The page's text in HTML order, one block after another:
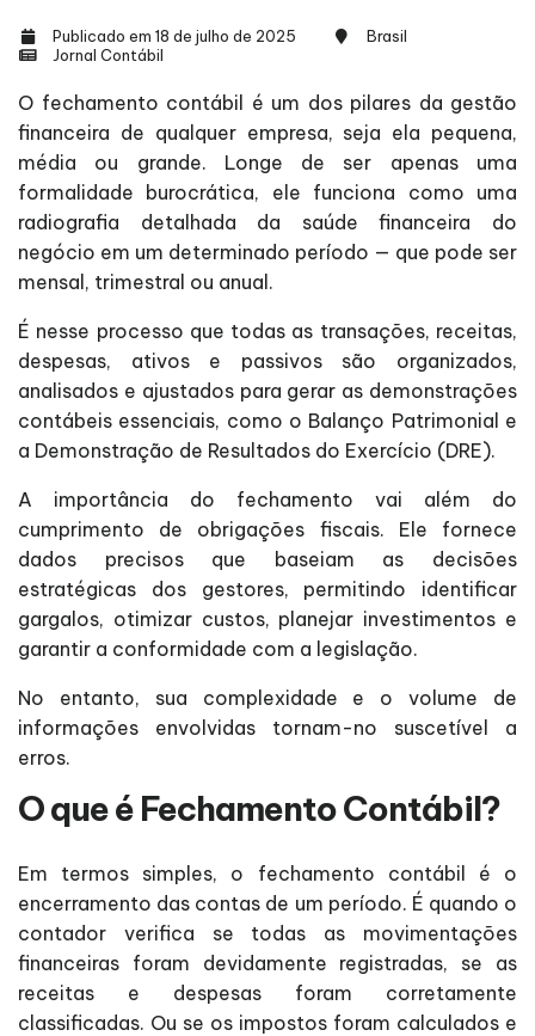
Publicado em 18 de julho de 2025
Brasil
Jornal Contábil
O fechamento contábil é um dos pilares da gestão
financeira de qualquer empresa, seja ela pequena,
média ou grande. Longe de ser apenas uma
formalidade burocrática, ele funciona como uma
radiografia detalhada da saúde financeira do
negócio em um determinado período — que pode ser
mensal, trimestral ou anual.
É nesse processo que todas as transações, receitas,
despesas, ativos e passivos são organizados,
analisados e ajustados para gerar as demonstrações
contábeis essenciais, como o Balanço Patrimonial e
a Demonstração de Resultados do Exercício (DRE).
A importância do fechamento vai além do
cumprimento de obrigações fiscais. Ele fornece
dados precisos que baseiam as decisões
estratégicas dos gestores, permitindo identificar
gargalos, otimizar custos, planejar investimentos e
garantir a conformidade com a legislação.
No entanto, sua complexidade e o volume de
informações envolvidas tornam-no suscetível a
erros.
O que é Fechamento Contábil?
Em termos simples, o fechamento contábil é o
encerramento das contas de um período. É quando o
contador verifica se todas as movimentações
financeiras foram devidamente registradas, se as
receitas e despesas foram corretamente
classificadas. Ou se os impostos foram calculados e